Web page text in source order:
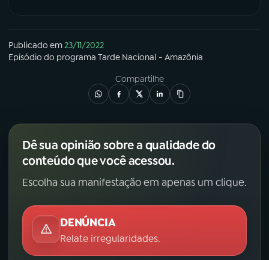
Publicado em23/11/2022
Episódio do programa Tarde Nacional - Amazônia
Compartilhe
Dê sua opinião sobre a qualidade do
conteúdo que você acessou.
Escolha sua manifestação em apenas um clique.
DENÚNCIA
Relate irregularidades.